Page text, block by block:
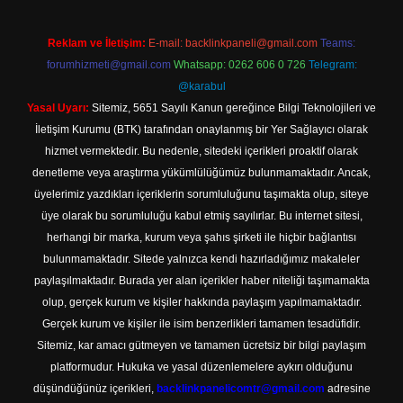
Reklam ve İletişim: E-mail: backlinkpaneli@gmail.com Teams:
forumhizmeti@gmail.com Whatsapp: 0262 606 0 726 Telegram:
@karabul
Yasal Uyarı: Sitemiz, 5651 Sayılı Kanun gereğince Bilgi Teknolojileri ve
İletişim Kurumu (BTK) tarafından onaylanmış bir Yer Sağlayıcı olarak
hizmet vermektedir. Bu nedenle, sitedeki içerikleri proaktif olarak
denetleme veya araştırma yükümlülüğümüz bulunmamaktadır. Ancak,
üyelerimiz yazdıkları içeriklerin sorumluluğunu taşımakta olup, siteye
üye olarak bu sorumluluğu kabul etmiş sayılırlar. Bu internet sitesi,
herhangi bir marka, kurum veya şahıs şirketi ile hiçbir bağlantısı
bulunmamaktadır. Sitede yalnızca kendi hazırladığımız makaleler
paylaşılmaktadır. Burada yer alan içerikler haber niteliği taşımamakta
olup, gerçek kurum ve kişiler hakkında paylaşım yapılmamaktadır.
Gerçek kurum ve kişiler ile isim benzerlikleri tamamen tesadüfidir.
Sitemiz, kar amacı gütmeyen ve tamamen ücretsiz bir bilgi paylaşım
platformudur. Hukuka ve yasal düzenlemelere aykırı olduğunu
düşündüğünüz içerikleri, backlinkpanelicomtr@gmail.com adresine